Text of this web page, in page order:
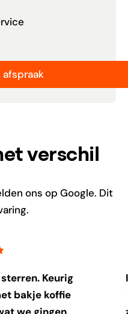
afspraak
verschil
ons op Google. Dit
Keurig
bakje koffie